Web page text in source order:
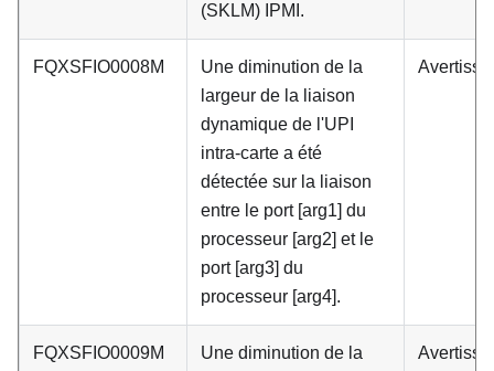
(SKLM) IPMI.
FQXSFIO0008M
Une diminution de la
largeur de la liaison
dynamique de l'UPI
intra-carte a été
détectée sur la liaison
entre le port [arg1] du
processeur [arg2] et le
port [arg3] du
processeur [arg4].
FQXSFIO0009M
Une diminution de la